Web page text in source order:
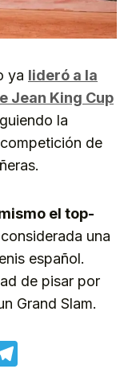
ya lideró a la
Jean King Cup
la
de
el top-
una
español.
de pisar por
Grand Slam.